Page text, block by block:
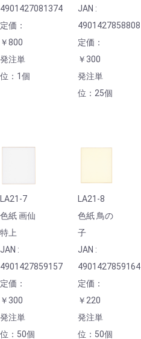
4901427081374
定価：
￥800
発注単
位：1個
JAN :
4901427858808
定価：
￥300
発注単
位：25個
LA21-7
色紙 画仙
特上
JAN :
4901427859157
定価：
￥300
発注単
位：50個
LA21-8
色紙 鳥の
子
JAN :
4901427859164
定価：
￥220
発注単
位：50個